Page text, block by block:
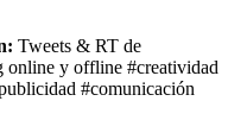
Tweets & RT de
online y offline #creatividad
#comunicación